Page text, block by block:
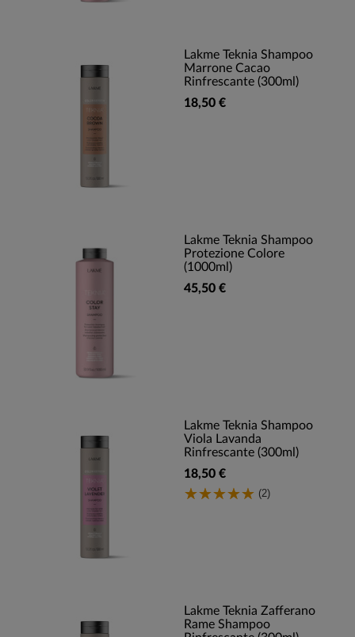
Lakme Teknia Shampoo
Marrone Cacao
Rinfrescante (300ml)
18,50 €
Lakme Teknia Shampoo
Protezione Colore
(1000ml)
45,50 €
Lakme Teknia Shampoo
Viola Lavanda
Rinfrescante (300ml)
18,50 €
(2)
Lakme Teknia Zafferano
Rame Shampoo